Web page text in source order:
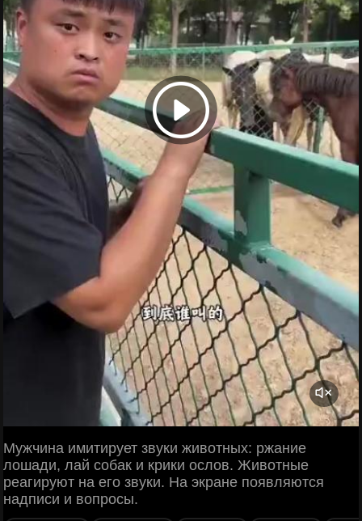
Мужчина имитирует звуки животных: ржание
лошади, лай собак и крики ослов. Животные
реагируют на его звуки. На экране появляются
надписи и вопросы.